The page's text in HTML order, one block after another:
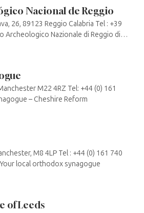
Nacional de Reggio
26, 89123 Reggio Calabria Tel : +39
Archeologico Nazionale di Reggio di
M22 4RZ Tel: +44 (0) 161
– Cheshire Reform
M8 4LP Tel : +44 (0) 161 740
local orthodox synagogue
of Leeds